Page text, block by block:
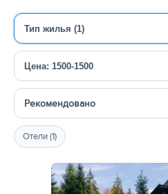
Тип жилья (1)
Цена: 1500-1500
Сортировка
Отели (1)